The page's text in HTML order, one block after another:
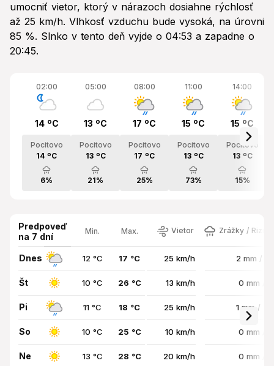
umocniť vietor, ktorý v nárazoch dosiahne rýchlosť
až 25 km/h. Vlhkosť vzduchu bude vysoká, na úrovni
85 %. Slnko v tento deň vyjde o 04:53 a zapadne o
20:45.
02:00
14 ºC
Pocitovo
14 ºC
6%
05:00
13 ºC
Pocitovo
13 ºC
21%
08:00
17 ºC
Pocitovo
17 ºC
25%
11:00
15 ºC
Pocitovo
13 ºC
73%
14:00
15 ºC
Pocitovo
13 ºC
15%
Predpoveď
na 7 dní
Min. Max. Vietor Zrážky /
Dnes 12 °C 17 °C 25 km/h 2 mm /
Št 10 °C 26 °C 13 km/h 0 mm /
Pi 11 °C 18 °C 25 km/h 1 mm /
So 10 °C 25 °C 10 km/h 0 mm /
Ne 13 °C 28 °C 20 km/h 0 mm /